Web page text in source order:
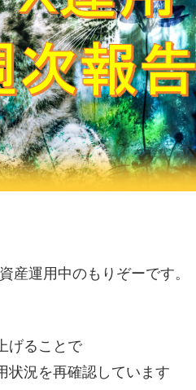
産運用中のもりぞーです。
げることで
状況を再確認しています